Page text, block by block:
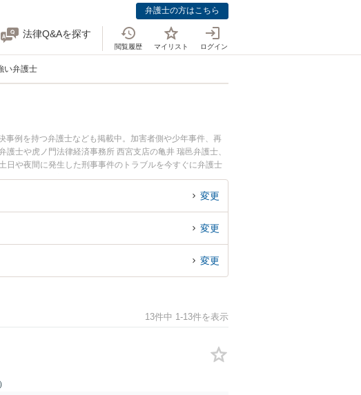
弁護士の方はこちら
法律Q&Aを探す
閲覧履歴 マイリスト ログイン
い弁護士
例を持つ弁護士なども掲載中。加害者側や少年事件、再
士や虎ノ門法律経済事務所 西宮支店の亀井 瑞邑弁護士、
日や夜間に発生した刑事事件のトラブルを今すぐに弁護士
談できる西宮市内の弁護士に相談予約したい』などでお困
変更
変更
変更
13件中 1-13件を表示